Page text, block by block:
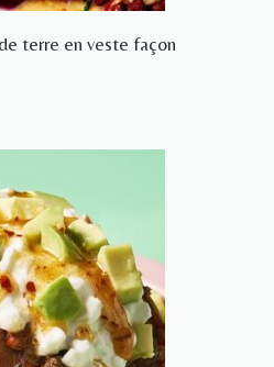
terre en veste façon